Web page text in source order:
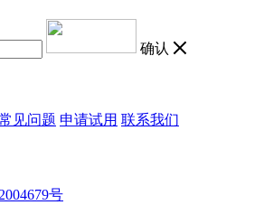
确认
见问题 申请试用 联系我们
号